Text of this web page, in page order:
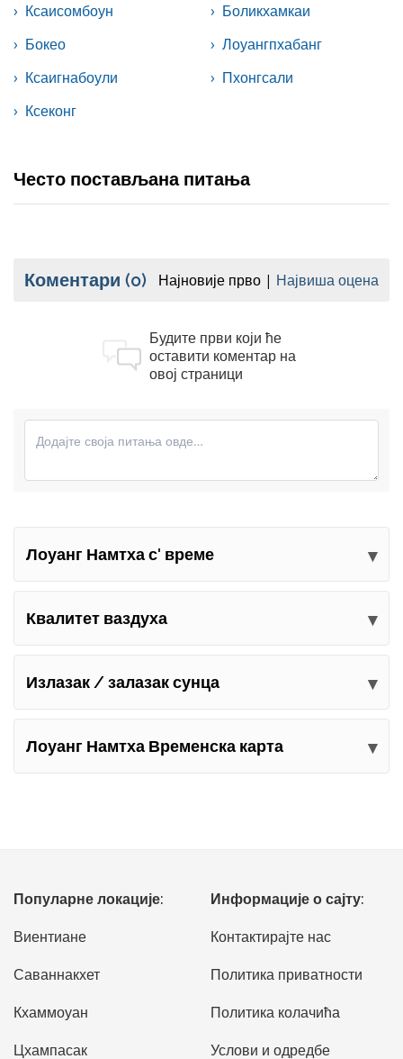
Ксаисомбоун
Боликхамкаи
Бокео
Лоуангпхабанг
Ксаигнабоули
Пхонгсали
Ксеконг
Често постављана питања
Коментари (0) Најновије прво Највиша оцена
Будите први који ће
оставити коментар на
овој страници
Лоуанг Намтха с' време
Квалитет ваздуха
Излазак / залазак сунца
Лоуанг Намтха Временска карта
Популарне локације:
Виентиане
Саваннакхет
Кхаммоуан
Цхампасак
Информације о сајту:
Контактирајте нас
Политика приватности
Политика колачића
Услови и одредбе